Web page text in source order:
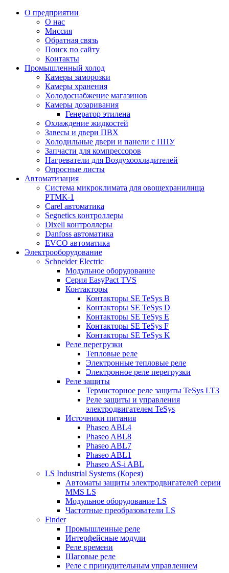
О предприятии
О нас
Миссия
Обратная связь
Поиск по сайту
Контакты
Промышленный холод
Камеры заморозки
Камеры хранения
Холодоснабжение магазинов
Камеры дозаривания
Генератор этилена
Oхлаждениe жидкостей
Завесы и двери ПВХ
Холодильные двери и панели с ППУ
Запчасти для компрессоров
Нагреватели для Воздухоохладителей
Опросные листы
Автоматизация
Система микроклимата для овощехранилища
РТМК-1
Carel автоматика
Segnetics контроллеры
Dixell контроллеры
Danfoss автоматика
EVCO автоматика
Электрооборудование
Schneider Electric
Модульное оборудование
Серия EasyPact TVS
Контакторы
Контакторы SE TeSys B
Контакторы SE TeSys D
Контакторы SE TeSys E
Контакторы SE TeSys F
Контакторы SE TeSys K
Реле перегрузки
Тепловые реле
Электронные тепловые реле
Электронное реле перегрузки
Реле защиты
Термисторное реле защиты TeSys LT3
Реле защиты и управления
электродвигателем TeSys
Источники питания
Phaseo ABL4
Phaseo ABL8
Phaseo ABL7
Phaseo ABL1
Phaseo AS-i ABL
LS Industrial Systems (Корея)
Автоматы защиты электродвигателей серии
MMS LS
Модульное оборудование LS
Частотные преобразователи LS
Finder
Промышленные реле
Интерфейсные модули
Реле времени
Шаговые реле
Реле с принудительным управлением